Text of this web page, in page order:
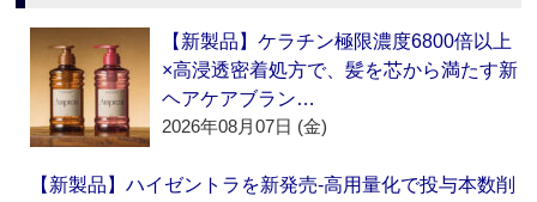
【新製品】ケラチン極限濃度6800倍以上
×高浸透密着処方で、髪を芯から満たす新
ヘアケアブラン…
2026年08月07日 (金)
【新製品】ハイゼントラを新発売‐高用量化で投与本数削